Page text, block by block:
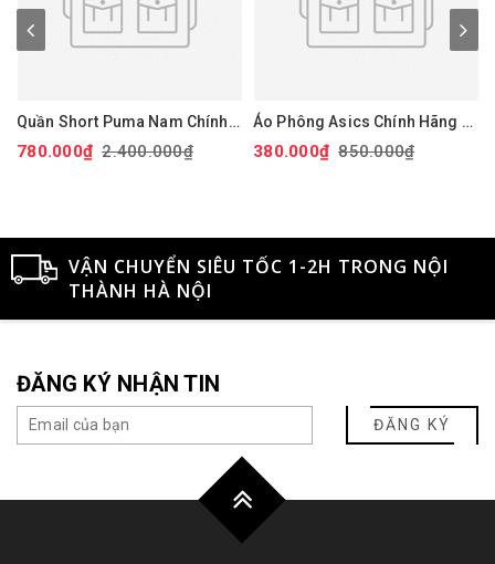
Quần Short Puma Nam Chính
Hãng - 101 Solid 9" Golf
Shorts - Màu đỏ | JapanSport
780.000₫ 2.400.000₫
Áo Phông Asics Chính Hãng -
Dry Printed Volleyball Jerseys
- Màu Đen | JapanSport
380.000₫ 850.000₫
VẬN CHUYỂN SIÊU TỐC 1-2H TRONG NỘI
THÀNH HÀ NỘI
ĐĂNG KÝ NHẬN TIN
ĐĂNG KÝ